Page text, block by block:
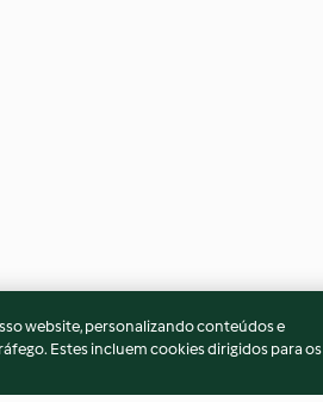
website, personalizando conteúdos e
Estes incluem cookies dirigidos para os